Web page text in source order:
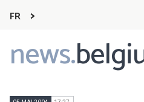
FR
news.
Main
navigation